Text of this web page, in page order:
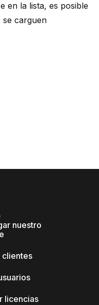
en la lista, es posible
se carguen
nuestro
clientes
licencias